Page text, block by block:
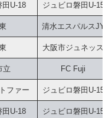
田U-18 ジュビロ磐田U-15
清水エスパルスJY
大阪市ジュネッス
立 FC Fuji
ファー ジュビロ磐田U-15
田U-18 ジュビロ磐田U-15